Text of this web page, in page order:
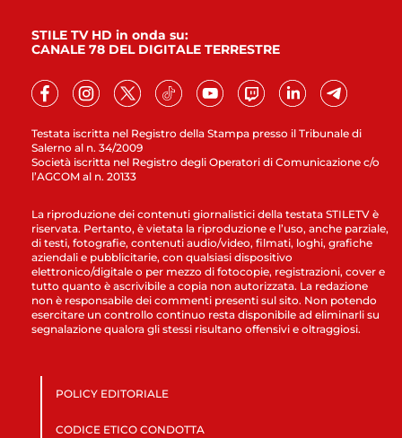
Testata iscritta nel Registro della Stampa presso il Tribunale di
Salerno al n. 34/2009
Società iscritta nel Registro degli Operatori di Comunicazione c/o
l’AGCOM al n. 20133
STILE TV HD in onda su:
CANALE 78 DEL DIGITALE TERRESTRE
La riproduzione dei contenuti giornalistici della testata STILETV è
riservata. Pertanto, è vietata la riproduzione e l’uso, anche parziale,
di testi, fotografie, contenuti audio/video, filmati, loghi, grafiche
aziendali e pubblicitarie, con qualsiasi dispositivo
elettronico/digitale o per mezzo di fotocopie, registrazioni, cover e
tutto quanto è ascrivibile a copia non autorizzata. La redazione
non è responsabile dei commenti presenti sul sito. Non potendo
esercitare un controllo continuo resta disponibile ad eliminarli su
segnalazione qualora gli stessi risultano offensivi e oltraggiosi.
POLICY EDITORIALE
CODICE ETICO CONDOTTA